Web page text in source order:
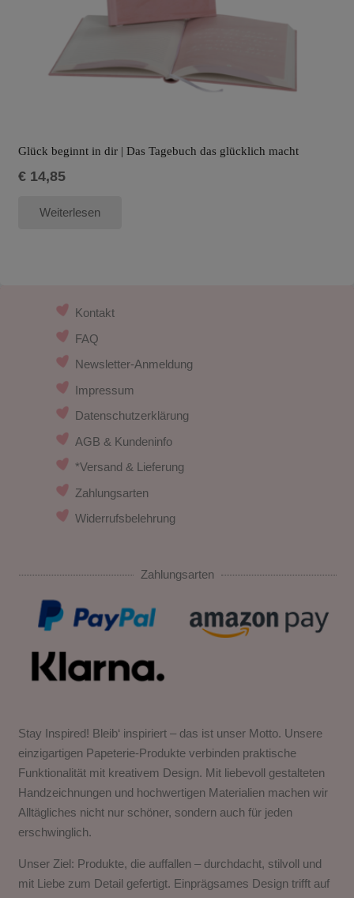
Glück beginnt in dir | Das Tagebuch das glücklich macht
€14,85
Weiterlesen
Kontakt
FAQ
Newsletter-Anmeldung
Impressum
Datenschutzerklärung
AGB & Kundeninfo
*Versand & Lieferung
Zahlungsarten
Widerrufsbelehrung
Zahlungsarten
Stay Inspired! Bleib‘ inspiriert – das ist unser Motto. Unsere
einzigartigen Papeterie-Produkte verbinden praktische
Funktionalität mit kreativem Design. Mit liebevoll gestalteten
Handzeichnungen und hochwertigen Materialien machen wir
Alltägliches nicht nur schöner, sondern auch für jeden
erschwinglich.
Unser Ziel: Produkte, die auffallen – durchdacht, stilvoll und
mit Liebe zum Detail gefertigt. Einprägsames Design trifft auf